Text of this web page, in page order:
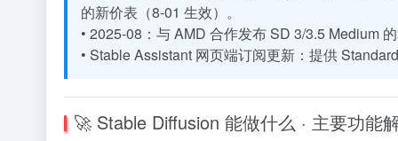
的新价表（8-01 生效）。
• 2025-08：与 AMD 合作发布 SD 3/3.5 Medium
• Stable Assistant 网页端订阅更新：提供
🚀 Stable Diffusion 能做什么 · 主要功能